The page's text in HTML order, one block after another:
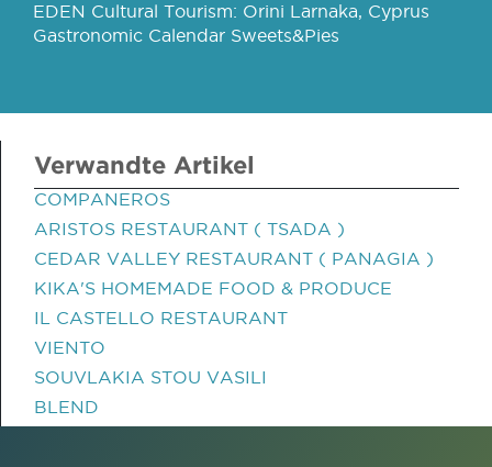
EDEN Cultural Tourism: Orini Larnaka, Cyprus
Gastronomic Calendar Sweets&Pies
Verwandte Artikel
COMPANEROS
ARISTOS RESTAURANT ( TSADA )
CEDAR VALLEY RESTAURANT ( PANAGIA )
KIKA'S HOMEMADE FOOD & PRODUCE
IL CASTELLO RESTAURANT
VIENTO
SOUVLAKIA STOU VASILI
BLEND